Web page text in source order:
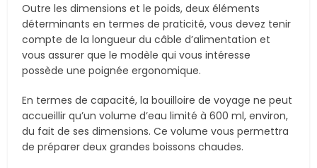
Outre les dimensions et le poids, deux éléments
déterminants en termes de praticité, vous devez tenir
compte de la longueur du câble d’alimentation et
vous assurer que le modèle qui vous intéresse
possède une poignée ergonomique.
En termes de capacité, la bouilloire de voyage ne peut
accueillir qu’un volume d’eau limité à 600 ml, environ,
du fait de ses dimensions. Ce volume vous permettra
de préparer deux grandes boissons chaudes.